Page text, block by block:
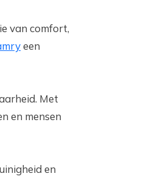
van comfort,
een
Met
en mensen
en